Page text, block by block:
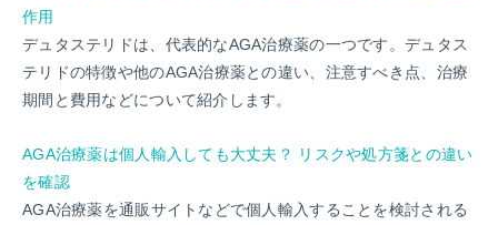
作用
デュタステリドは、代表的なAGA治療薬の一つです。デュタス
テリドの特徴や他のAGA治療薬との違い、注意すべき点、治療
期間と費用などについて紹介します。
AGA治療薬は個人輸入しても大丈夫？ リスクや処方箋との違い
を確認
AGA治療薬を通販サイトなどで個人輸入することを検討される